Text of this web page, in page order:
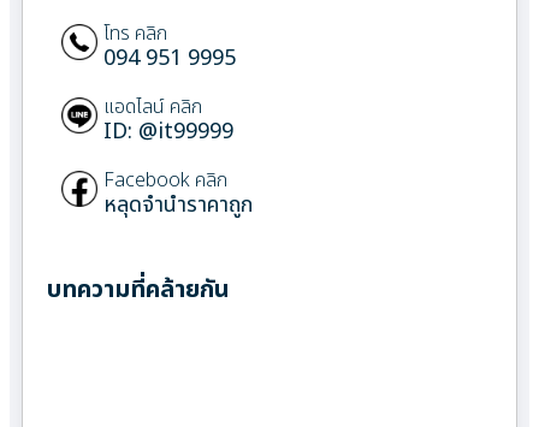
โทร คลิก
094 951 9995
แอดไลน์ คลิก
ID: @it99999
Facebook คลิก
หลุดจำนำราคาถูก
บทความที่คล้ายกัน